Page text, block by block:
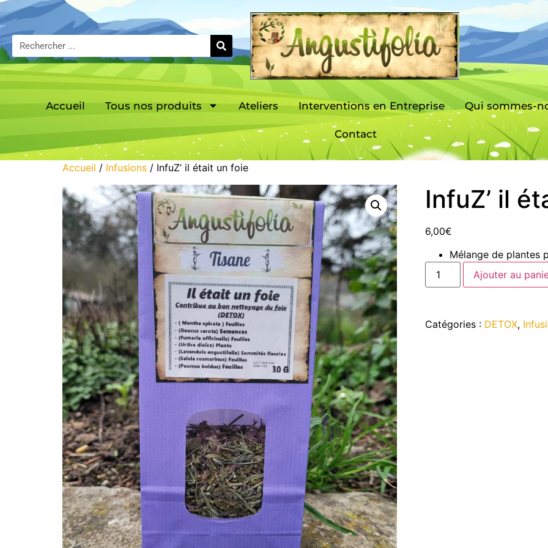
Accueil Tous nos produits Ateliers Interventions en Entreprise Qui sommes-
Contact
Accueil / Infusions / InfuZ’ il était un foie
InfuZ’ il
6,00€
Mélange de plantes
Ajouter au
Catégories : DETOX,